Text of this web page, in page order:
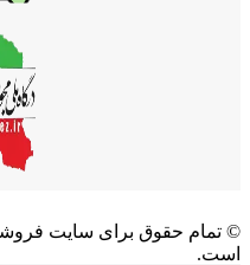
©️ تمام حقوق برای سایت
است.